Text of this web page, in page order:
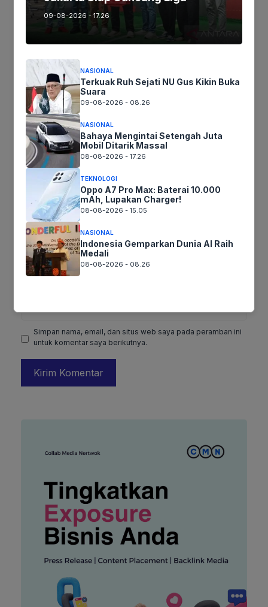
Tinggalkan komentar
Komentar
Nama
Surel
web
Simpan nama, email, dan situs web saya pada peramban ini
untuk komentar saya berikutnya.
09-08-2026 - 17.26
NASIONAL
Terkuak Ruh Sejati NU Gus Kikin Buka
Suara
09-08-2026 - 08.26
NASIONAL
Bahaya Mengintai Setengah Juta
Mobil Ditarik Massal
08-08-2026 - 17.26
TEKNOLOGI
Oppo A7 Pro Max: Baterai 10.000
mAh, Lupakan Charger!
08-08-2026 - 15.05
NASIONAL
Indonesia Gemparkan Dunia AI Raih
Medali
08-08-2026 - 08.26